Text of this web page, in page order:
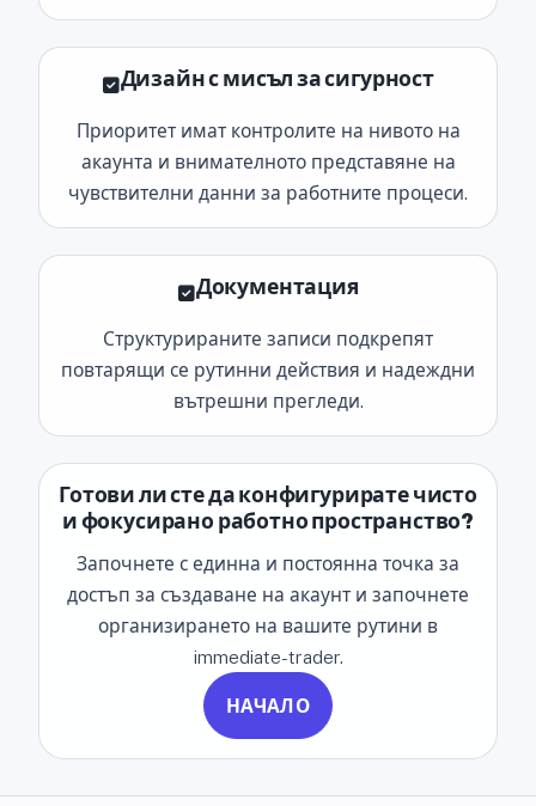
Дизайн с мисъл за сигурност
Приоритет имат контролите на нивото на
акаунта и внимателното представяне на
чувствителни данни за работните процеси.
Документация
Структурираните записи подкрепят
повтарящи се рутинни действия и надеждни
вътрешни прегледи.
Готови ли сте да конфигурирате чисто
и фокусирано работно пространство?
Започнете с единна и постоянна точка за
достъп за създаване на акаунт и започнете
организирането на вашите рутини в
immediate-trader.
НАЧАЛО